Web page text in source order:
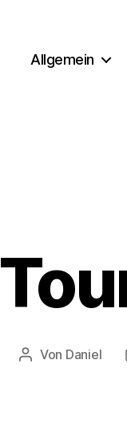
Allgemein
Beitragsautor
Von Daniel